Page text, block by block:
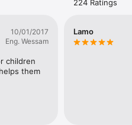
كتابته
الذاكرة، أجد المختلف، أجد الظل
224 Ratings
10/01/2017
Eng. Wessam
children
them
Lamo